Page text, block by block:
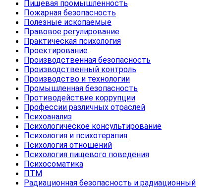
Пищевая промышленность
Пожарная безопасность
Полезные ископаемые
Правовое регулирование
Практическая психология
Проектирование
Производственная безопасность
Производственный контроль
Производство и технологии
Промышленная безопасность
Противодействие коррупции
Профессии различных отраслей
Психоанализ
Психологическое консультирование
Психология и психотерапия
Психология отношений
Психология пищевого поведения
Психосоматика
ПТМ
Радиационная безопасность и радиационный